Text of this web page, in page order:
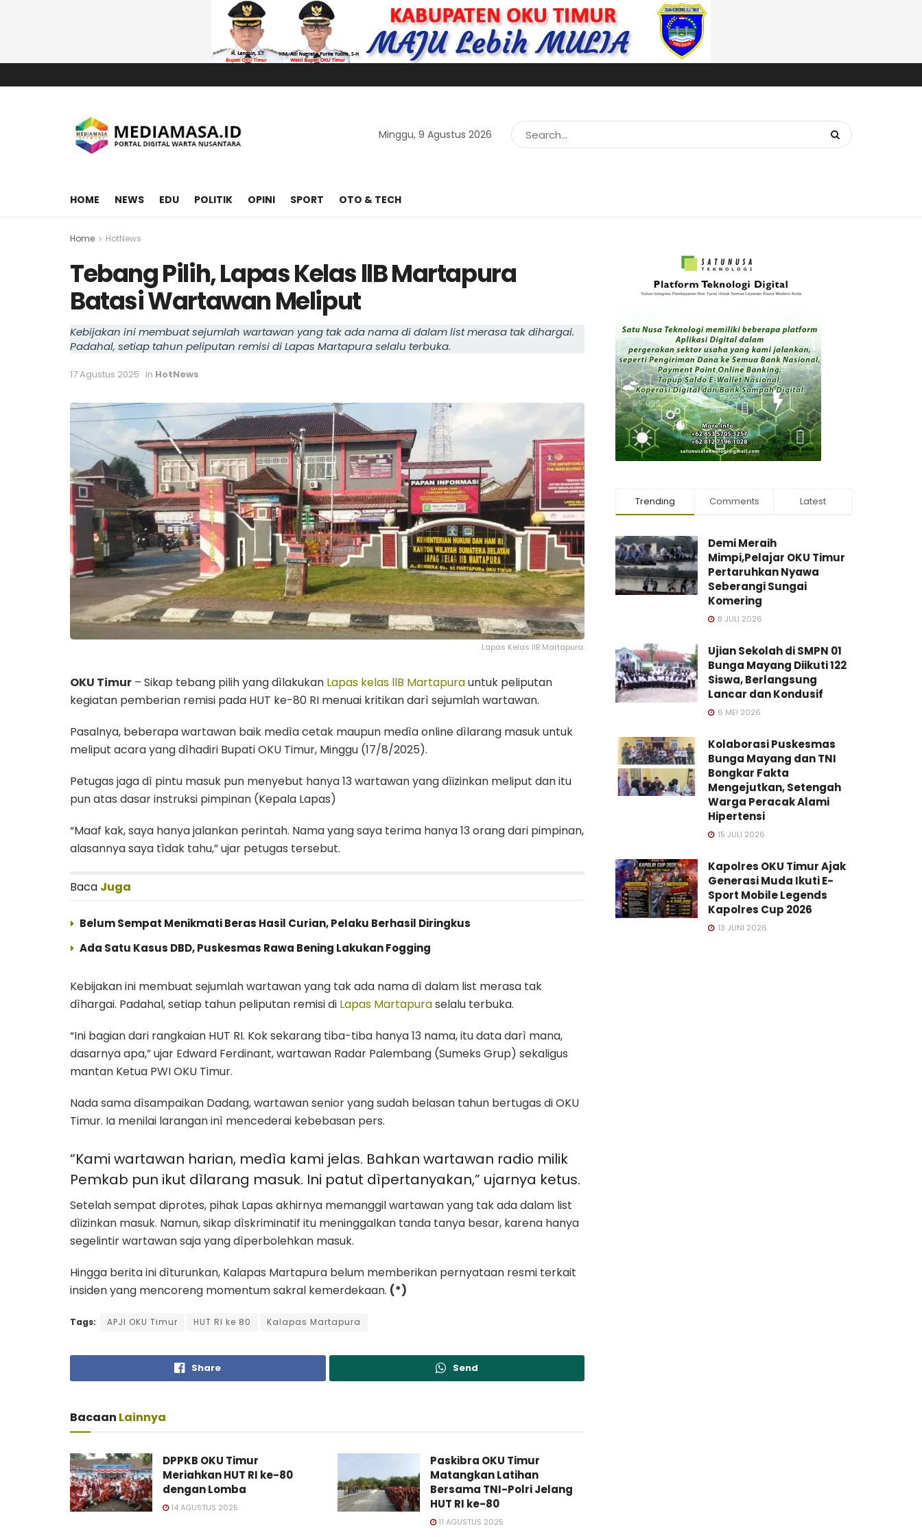
Minggu, 9 Agustus 2026
HOME NEWS EDU POLITIK OPINI SPORT OTO & TECH
Home HotNews
Tebang Pilih, Lapas Kelas llB Martapura
Batasi Wartawan Meliput
Kebijakan ini membuat sejumlah wartawan yang tak ada nama di dalam list merasa tak dihargai.
Padahal, setiap tahun peliputan remisi di Lapas Martapura selalu terbuka.
17 Agustus 2025 in HotNews
Lapas Kelas llB Martapura.
OKU Timur – Sikap tebang pilih yang dìlakukan Lapas kelas llB Martapurauntuk peliputan
kegiatan pemberian remisi pada HUT ke-80 RI menuai kritikan darì sejumlah wartawan.
Pasalnya, beberapa wartawan baik medìa cetak maupun medìa online dìlarang masuk untuk
meliput acara yang dìhadiri Bupati OKU Timur, Minggu (17/8/2025).
Petugas jaga dì pintu masuk pun menyebut hanya 13 wartawan yang dìizinkan meliput dan itu
pun atas dasar instruksi pimpinan (Kepala Lapas)
“Maaf kak, saya hanya jalankan perintah. Nama yang saya terima hanya 13 orang dari pimpinan,
alasannya saya tìdak tahu,” ujar petugas tersebut.
Baca Juga
Belum Sempat Menikmati Beras Hasil Curian, Pelaku Berhasil Diringkus
Ada Satu Kasus DBD, Puskesmas Rawa Bening Lakukan Fogging
Kebijakan ini membuat sejumlah wartawan yang tak ada nama dì dalam list merasa tak
dìhargai. Padahal, setiap tahun peliputan remisi di Lapas Martapuraselalu terbuka.
“Ini bagian dari rangkaian HUT RI. Kok sekarang tiba-tiba hanya 13 nama, itu data darì mana,
dasarnya apa,” ujar Edward Ferdinant, wartawan Radar Palembang (Sumeks Grup) sekaligus
mantan Ketua PWI OKU Timur.
Nada sama dìsampaikan Dadang, wartawan senior yang sudah belasan tahun bertugas di OKU
Timur. Ia menilai larangan inì mencederai kebebasan pers.
“Kami wartawan harian, medìa kami jelas. Bahkan wartawan radio milik
Pemkab pun ikut dìlarang masuk. Ini patut dìpertanyakan,” ujarnya ketus.
Setelah sempat diprotes, pihak Lapas akhirnya memanggil wartawan yang tak ada dalam list
dìizinkan masuk. Namun, sikap dìskriminatif itu meninggalkan tanda tanya besar, karena hanya
segelintir wartawan saja yang dìperbolehkan masuk.
Hingga berita ini dìturunkan, Kalapas Martapura belum memberikan pernyataan resmi terkait
insiden yang mencoreng momentum sakral kemerdekaan. (*)
Tags: APJI OKU Timur HUT RI ke 80 Kalapas Martapura
Share Send
Bacaan Lainnya
DPPKB OKU Timur
Meriahkan HUT RI ke-80
dengan Lomba
14 AGUSTUS 2025
Paskibra OKU Timur
Matangkan Latihan
Bersama TNI-Polri Jelang
HUT RI ke-80
11 AGUSTUS 2025
Trending Comments Latest
Demi Meraih
Mimpi,Pelajar OKU Timur
Pertaruhkan Nyawa
Seberangi Sungai
Komering
8 JULI 2026
Ujian Sekolah di SMPN 01
Bunga Mayang Diikuti 122
Siswa, Berlangsung
Lancar dan Kondusif
6 MEI 2026
Kolaborasi Puskesmas
Bunga Mayang dan TNI
Bongkar Fakta
Mengejutkan, Setengah
Warga Peracak Alami
Hipertensi
15 JULI 2026
Kapolres OKU Timur Ajak
Generasi Muda Ikuti E-
Sport Mobile Legends
Kapolres Cup 2026
13 JUNI 2026